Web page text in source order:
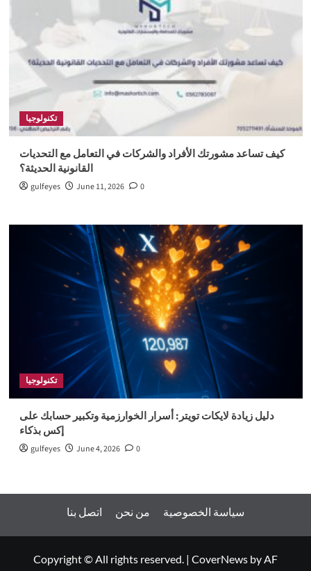
تكنولوجيا
كيف تساعد مشورتك الأفراد والشركات في التعامل مع التحديات
القانونية الحديثة؟
gulfeyes June 11, 2026 0
تكنولوجيا
دليل زيادة لايكات تويتر: أسرار الخوارزمية وتكبير حسابك على
إكس بذكاء
gulfeyes June 4, 2026 0
اتصل بنا من نحن سياسة الخصوصية
Copyright © All rights reserved. | CoverNews by AF